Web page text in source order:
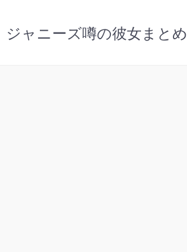
ジャニーズ噂の彼女まとめ